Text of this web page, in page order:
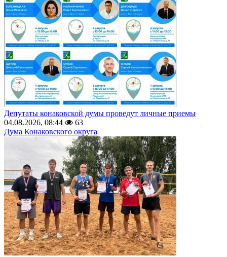
Депутаты конаковской думы проведут личные приемы
04.08.2026, 08:44
63
Дума Конаковского округа